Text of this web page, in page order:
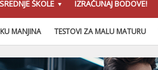
ŠKOLE IZRAČUNAJ BODOVE!
MANJINA TESTOVI ZA MALU MATURU